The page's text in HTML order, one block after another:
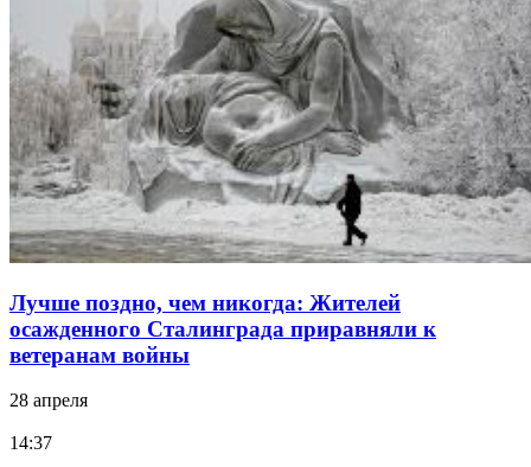
Лучше поздно, чем никогда: Жителей
осажденного Сталинграда приравняли к
ветеранам войны
28 апреля
14:37